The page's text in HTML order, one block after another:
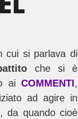
cui si parlava di
che si è
aiCOMMENTI,
ad agire in
, da quando cioè